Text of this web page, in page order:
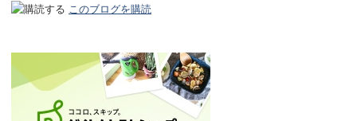
このブログを購読